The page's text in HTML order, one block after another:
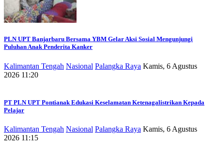
PLN UPT Banjarbaru Bersama YBM Gelar Aksi Sosial Mengunjungi
Puluhan Anak Penderita Kanker
Kalimantan Tengah Nasional Palangka Raya Kamis, 6 Agustus
2026 11:20
PT PLN UPT Pontianak Edukasi Keselamatan Ketenagalistrikan Kepada
Pelajar
Kalimantan Tengah Nasional Palangka Raya Kamis, 6 Agustus
2026 11:15